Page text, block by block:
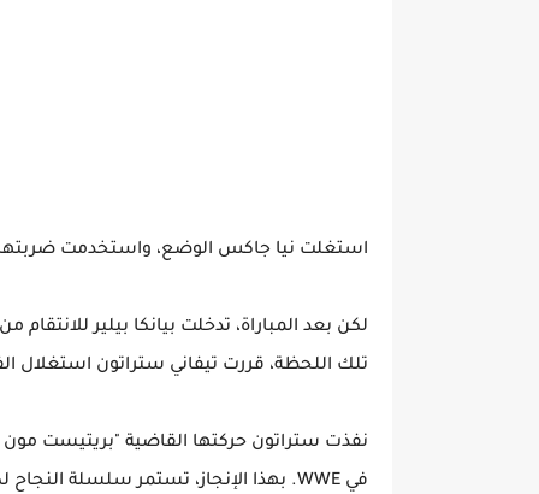
استغلت نيا جاكس الوضع، واستخدمت ضربتها
تلك اللحظة، قررت تيفاني ستراتون استغلال
نفذت ستراتون حركتها القاضية "بريتيست
في WWE. بهذا الإنجاز، تستمر سلسلة النجاح لكل امرأة صرفت حقيبة "ماني إن ذا بانك" وفازت بلقب.